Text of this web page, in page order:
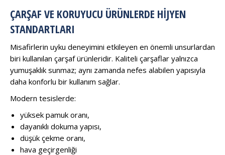
ÇARŞAF VE KORUYUCU ÜRÜNLERDE HIJYEN
STANDARTLARI
Misafirlerin uyku deneyimini etkileyen en önemli unsurlardan
biri kullanılan çarşaf ürünleridir. Kaliteli çarşaflar yalnızca
yumuşaklık sunmaz; aynı zamanda nefes alabilen yapısıyla
daha konforlu bir kullanım sağlar.
Modern tesislerde:
yüksek pamuk oranı,
dayanıklı dokuma yapısı,
düşük çekme oranı,
hava geçirgenliği